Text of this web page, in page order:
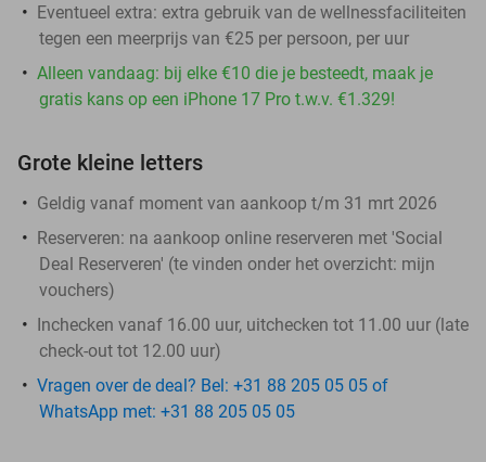
Eventueel extra: extra gebruik van de wellnessfaciliteiten
tegen een meerprijs van €25 per persoon, per uur
Alleen vandaag: bij elke €10 die je besteedt, maak je
gratis kans op een iPhone 17 Pro t.w.v. €1.329!
Grote kleine letters
Geldig vanaf moment van aankoop t/m 31 mrt 2026
Reserveren: na aankoop online reserveren met 'Social
Deal Reserveren' (te vinden onder het overzicht: mijn
vouchers)
Inchecken vanaf 16.00 uur, uitchecken tot 11.00 uur (late
check-out tot 12.00 uur)
Vragen over de deal? Bel: +31 88 205 05 05 of
WhatsApp met: +31 88 205 05 05